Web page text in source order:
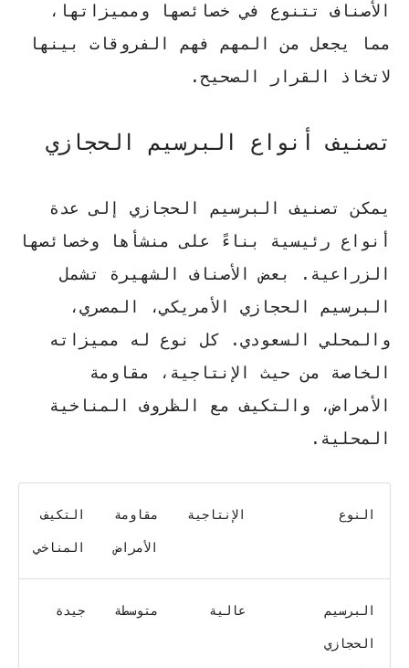
الأصناف تتنوع في خصائصها ومميزاتها،
مما يجعل من المهم فهم الفروقات بينها
لاتخاذ القرار الصحيح.
تصنيف أنواع البرسيم الحجازي
يمكن تصنيف البرسيم الحجازي إلى عدة
أنواع رئيسية بناءً على منشأها وخصائصها
الزراعية. بعض الأصناف الشهيرة تشمل
البرسيم الحجازي الأمريكي، المصري،
والمحلي السعودي. كل نوع له مميزاته
الخاصة من حيث الإنتاجية، مقاومة
الأمراض، والتكيف مع الظروف المناخية
المحلية.
النوع الإنتاجية مقاومة
الأمراض
التكيف
المناخي
البرسيم
الحجازي
عالية متوسطة جيدة